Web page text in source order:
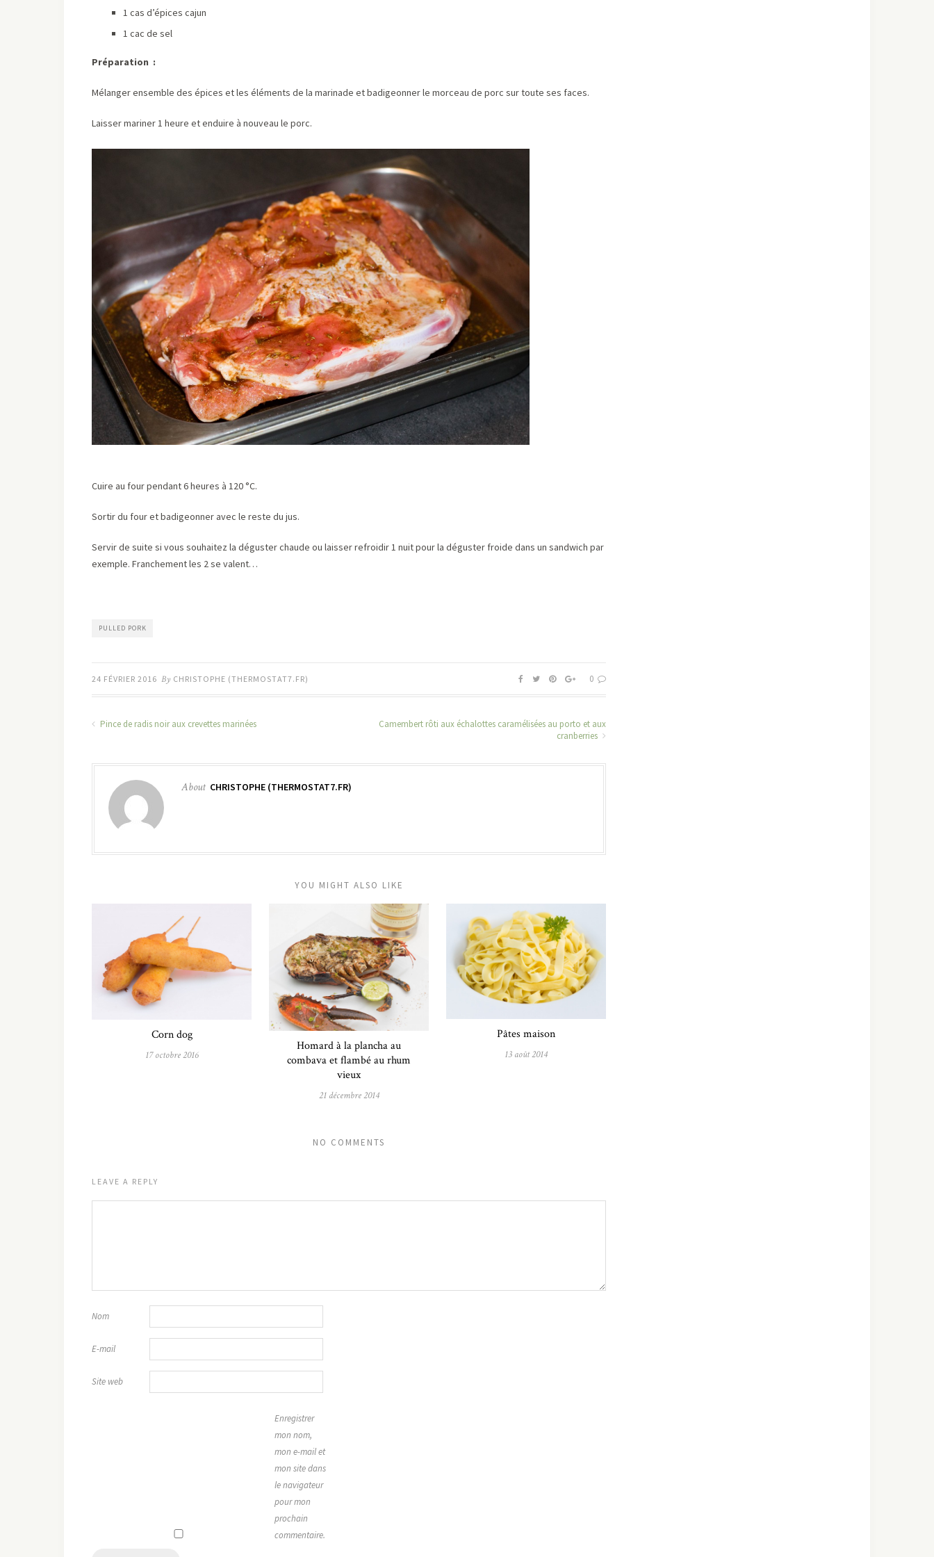
1 cas d’épices cajun
1 cac de sel
Préparation :
Mélanger ensemble des épices et les éléments de la marinade et badigeonner le morceau de porc sur toute ses faces.
Laisser mariner 1 heure et enduire à nouveau le porc.
Cuire au four pendant 6 heures à 120 °C.
Sortir du four et badigeonner avec le reste du jus.
Servir de suite si vous souhaitez la déguster chaude ou laisser refroidir 1 nuit pour la déguster froide dans un sandwich par
exemple. Franchement les 2 se valent…
PULLED PORK
24 FÉVRIER 2016 By CHRISTOPHE (THERMOSTAT7.FR) 0
Pince de radis noir aux crevettes marinées
Camembert rôti aux échalottes caramélisées au porto et aux
cranberries
About CHRISTOPHE (THERMOSTAT7.FR)
YOU MIGHT ALSO LIKE
Corn dog
17 octobre 2016
Homard à la plancha au
combava et flambé au rhum
vieux
21 décembre 2014
Pâtes maison
13 août 2014
NO COMMENTS
LEAVE A REPLY
Nom
E-mail
Site web
Enregistrer
mon nom,
mon e-mail et
mon site dans
le navigateur
pour mon
prochain
commentaire.